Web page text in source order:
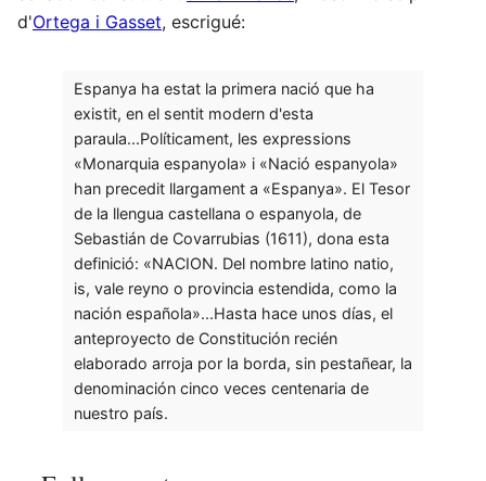
d'Ortega i Gasset, escrigué:
Espanya ha estat la primera nació que ha
existit, en el sentit modern d'esta
paraula...Políticament, les expressions
«Monarquia espanyola» i «Nació espanyola»
han precedit llargament a «Espanya». El Tesor
de la llengua castellana o espanyola, de
Sebastián de Covarrubias (1611), dona esta
definició: «NACION. Del nombre latino natio,
is, vale reyno o provincia estendida, como la
nación española»...Hasta hace unos días, el
anteproyecto de Constitución recién
elaborado arroja por la borda, sin pestañear, la
denominación cinco veces centenaria de
nuestro país.